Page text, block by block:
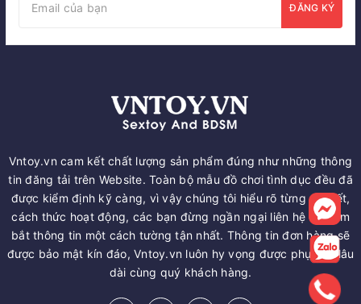
ĐĂNG KÝ
Vntoy.vn cam kết chất lượng sản phẩm đúng như những thông
tin đăng tải trên Website. Toàn bộ mẫu đồ chơi tình dục đều đã
được kiểm định kỹ càng, vì vậy chúng tôi hiểu rõ từng chi tiết,
cách thức hoạt động, các bạn đừng ngần ngại liên hệ để nắm
bắt thông tin một cách tường tận nhất. Thông tin đơn hàng sẽ
được bảo mật kín đáo, Vntoy.vn luôn hy vọng được phục vụ lâu
dài cùng quý khách hàng.